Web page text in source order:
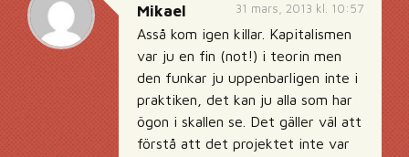
31 mars, 2013 kl. 10:57
Mikael
Asså kom igen killar. Kapitalismen
var ju en fin (not!) i teorin men
den funkar ju uppenbarligen inte i
praktiken, det kan ju alla som har
ögon i skallen se. Det gäller väl att
förstå att det projektet inte var